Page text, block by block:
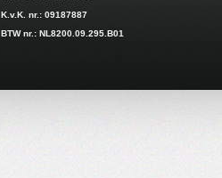
K.v.K. nr.: 09187887
BTW nr.: NL8200.09.295.B01